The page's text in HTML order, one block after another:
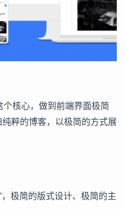
核心，做到前端界面极简
粹的博客，以极简的方式展
极简的版式设计、极简的主